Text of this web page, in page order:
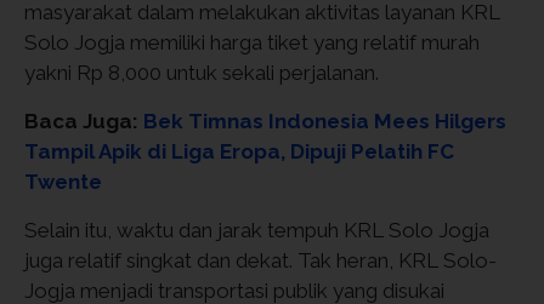
masyarakat dalam melakukan aktivitas layanan KRL
Solo Jogja memiliki harga tiket yang relatif murah
yakni Rp 8,000 untuk sekali perjalanan.
Baca Juga: Bek Timnas Indonesia Mees Hilgers
Tampil Apik di Liga Eropa, Dipuji Pelatih FC
Twente
Selain itu, waktu dan jarak tempuh KRL Solo Jogja
juga relatif singkat dan dekat. Tak heran, KRL Solo-
Jogja menjadi transportasi publik yang disukai